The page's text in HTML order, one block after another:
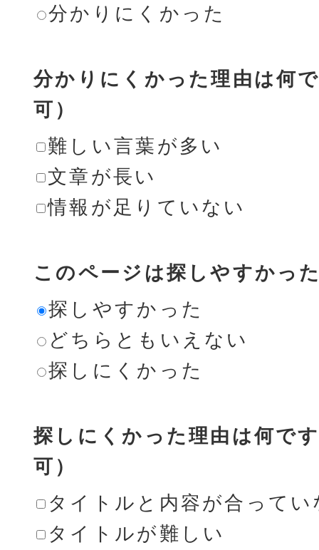
分かりにくかった
分かりにくかった理由は何
可）
難しい言葉が多い
文章が長い
情報が足りていない
このページは探しやすかっ
探しやすかった
どちらともいえない
探しにくかった
探しにくかった理由は何で
可）
タイトルと内容が合ってい
タイトルが難しい